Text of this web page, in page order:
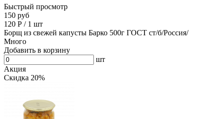
Быстрый просмотр
150 руб
120 Р / 1 шт
Борщ из свежей капусты Барко 500г ГОСТ ст/б/Россия/
Много
Добавить в корзину
шт
Акция
Скидка 20%